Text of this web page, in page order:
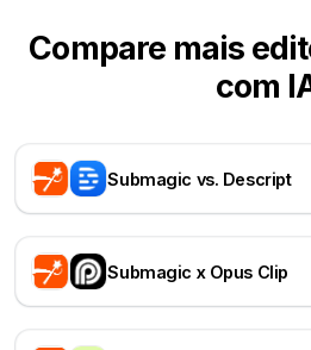
Compare mais
com
Submagic vs. Descript
Submagic x Opus Clip